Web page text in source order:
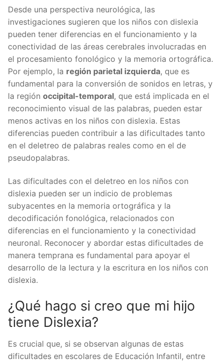
Desde una perspectiva neurológica, las
investigaciones sugieren que los niños con dislexia
pueden tener diferencias en el funcionamiento y la
conectividad de las áreas cerebrales involucradas en
el procesamiento fonológico y la memoria ortográfica.
Por ejemplo, la región parietal izquierda, que es
fundamental para la conversión de sonidos en letras, y
la región occipital-temporal, que está implicada en el
reconocimiento visual de las palabras, pueden estar
menos activas en los niños con dislexia. Estas
diferencias pueden contribuir a las dificultades tanto
en el deletreo de palabras reales como en el de
pseudopalabras.
Las dificultades con el deletreo en los niños con
dislexia pueden ser un indicio de problemas
subyacentes en la memoria ortográfica y la
decodificación fonológica, relacionados con
diferencias en el funcionamiento y la conectividad
neuronal. Reconocer y abordar estas dificultades de
manera temprana es fundamental para apoyar el
desarrollo de la lectura y la escritura en los niños con
dislexia.
¿Qué hago si creo que mi hijo
tiene Dislexia?
Es crucial que, si se observan algunas de estas
dificultades en escolares de Educación Infantil, entre